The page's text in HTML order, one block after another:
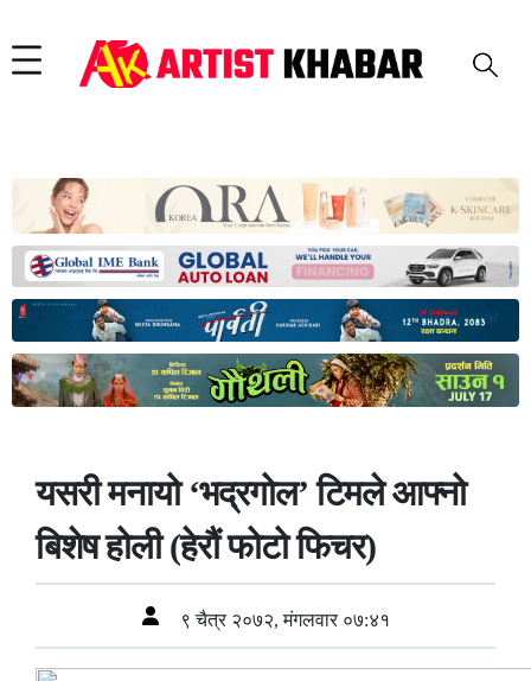
यसरी मनायो ‘भद्रगोल’ टिमले आफ्नो
बिशेष होली (हेरौं फोटो फिचर)
९ चैत्र २०७२, मंगलवार ०७:४१